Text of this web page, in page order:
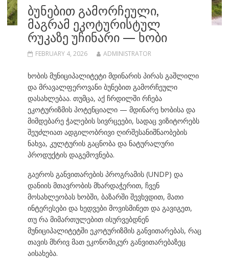
ᲑᲣᲜᲔᲑᲘᲗ ᲒᲐᲛᲝᲠᲩᲔᲣᲚᲘ,
ᲛᲐᲒᲠᲐᲛ ᲔᲙᲝᲢᲣᲠᲘᲡᲢᲣᲚ
ᲠᲣᲙᲐᲖᲔ ᲣᲩᲘᲜᲐᲠᲘ — ᲮᲝᲑᲘ
FEBRUARY 4, 2026 ADMINISTRATOR
ხობის მუნიციპალიტეტი მდინარის პირას გაშლილი
და მრავალფეროვანი ბუნებით გამორჩეული
დასახლებაა. თუმცა, აქ ჩრდილში რჩება
ეკოტურიზმის პოტენციალი — მდინარე ხობისა და
მიმდებარე ჭალების სივრცეები, სადაც ვიზიტორებს
შეუძლიათ ადგილობრივი ღირშესანიშნაობების
ნახვა, კულტურის გაცნობა და ნატურალური
პროდუქტის დაგემოვნება.
გაეროს განვითარების პროგრამის (UNDP) და
დანიის მთავრობის მხარდაჭერით, ჩვენ
მოსახლეობას ხობში, ბაზარში შევხვდით, მათი
ინტერესები და ხედვები მოვისმინეთ და გავიგეთ,
თუ რა მიმართულებით ისურვებდნენ
მუნიციპალიტეტში ეკოტურიზმის განვითარებას, რაც
თავის მხრივ მათ ეკონომიკურ განვითარებაზეც
აისახება.